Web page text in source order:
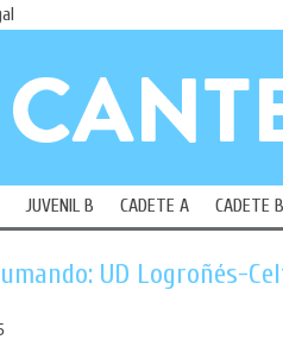
JUVENIL B CADETE A CADETE B
UD Logroñés-